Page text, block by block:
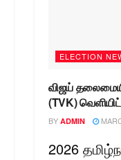
ELECTION
விஜய்
(TVK)
BY ADMIN
2026